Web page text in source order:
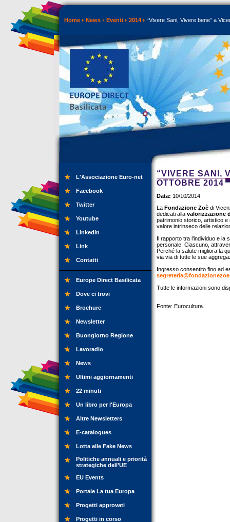
Home News Eventi 2014 “Vivere Sani, Vivere bene” a
L'Associazione Euro-net
Facebook
Twitter
Youtube
LinkedIn
Link
Contatti
Europe Direct Basilicata
Dove ci trovi
Brochure
Newsletter
Buongiorno Regione
Lavoradio
News
Ultimi aggiornamenti
22 minuti
Un libro per l'Europa
Altre Newsletters
E-catalogues
Lotta alle Fake News
Politiche annuali e priorità
strategiche dell’UE
EU Events
Portale La tua Europa
Progetti approvati
Progetti in corso
“VIVERE SANI,
OTTOBRE 2014
Data: 10/10/2014
La Fondazione Zoè di
dedicati alla valorizzazione
patrimonio storico, artistico e
valore intrinseco delle
Il rapporto tra l’individuo e la
personale. Ciascuno,
Perché la salute migliora la
via via di tutte le sue
Ingresso consentito fino ad
Tutte le informazioni sono
Fonte: Eurocultura.